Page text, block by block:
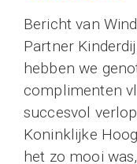
Bericht van
Partner
hebben we
complimenten
succesvol
Koninklijke
het zo mooi